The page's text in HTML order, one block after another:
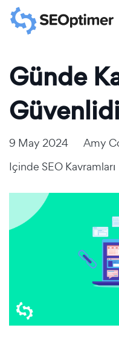
Günde
9 May 2024
Amy
Içinde SEO Kavramları